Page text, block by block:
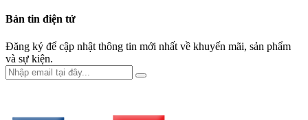
Bản tin điện tử
Đăng ký để cập nhật thông tin mới nhất về khuyến mãi, sản phẩm
và sự kiện.